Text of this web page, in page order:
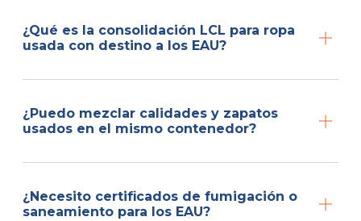
¿Qué es la consolidación LCL para ropa
usada con destino a los EAU?
¿Puedo mezclar calidades y zapatos
usados en el mismo contenedor?
¿Necesito certificados de fumigación o
saneamiento para los EAU?